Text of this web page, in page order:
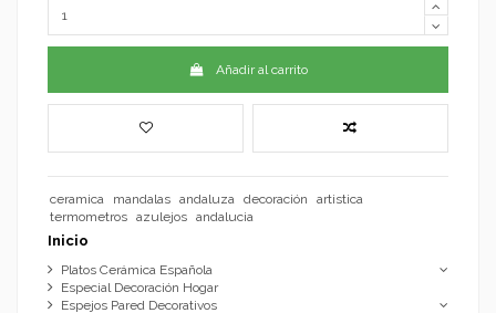
Añadir al carrito
ceramica mandalas andaluza decoración
artistica
termometros azulejos andalucia
Inicio
Platos Cerámica Española
Especial Decoración Hogar
Espejos Pared Decorativos